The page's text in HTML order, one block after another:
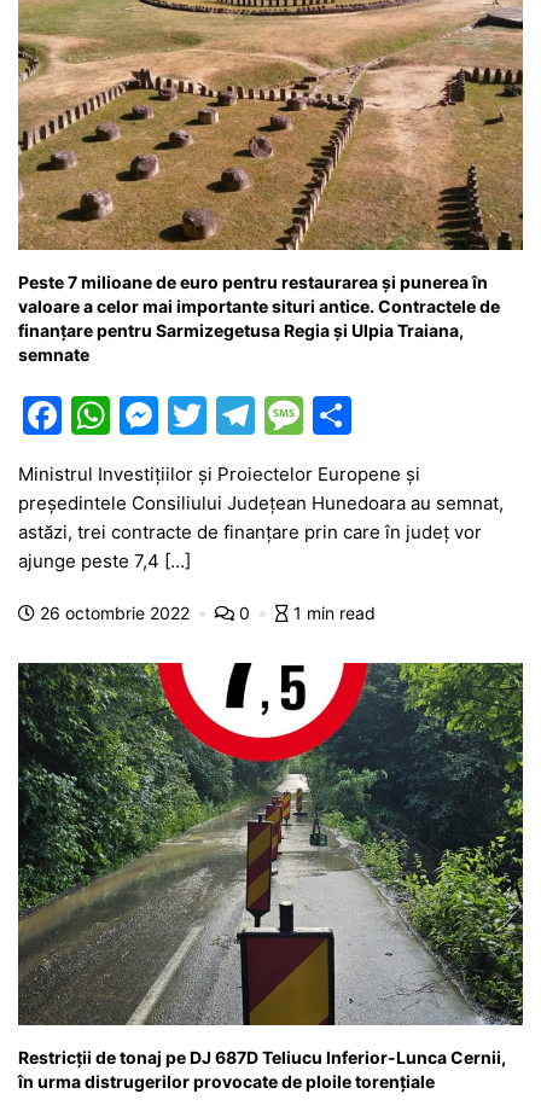
Peste 7 milioane de euro pentru restaurarea și punerea în
valoare a celor mai importante situri antice. Contractele de
finanțare pentru Sarmizegetusa Regia și Ulpia Traiana,
semnate
F
c
e
b
o
k
W
at
s
A
p
M
e
s
s
e
n
er
T
w
itt
er
T
e
gr
m
M
s
s
g
ta
je
z
Ministrul Investițiilor și Proiectelor Europene și
președintele Consiliului Județean Hunedoara au semnat,
astăzi, trei contracte de finanțare prin care în județ vor
ajunge peste 7,4 […]
26 octombrie 2022 0 1 min read
Restricții de tonaj pe DJ 687D Teliucu Inferior-Lunca Cernii,
în urma distrugerilor provocate de ploile torențiale